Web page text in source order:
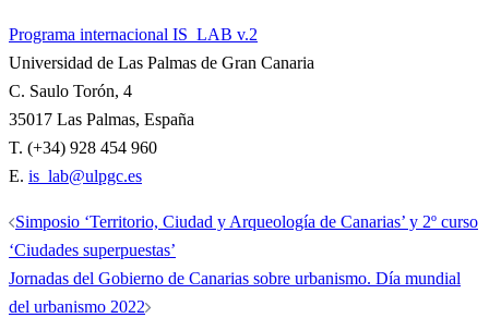
Programa internacional IS_LAB v.2
Universidad de Las Palmas de Gran Canaria
C. Saulo Torón, 4
35017 Las Palmas, España
T. (+34) 928 454 960
E. is_lab@ulpgc.es
Navegación
de
entradas
Simposio ‘Territorio, Ciudad y Arqueología de Canarias’ y 2º curso
‘Ciudades superpuestas’
Jornadas del Gobierno de Canarias sobre urbanismo. Día mundial
del urbanismo 2022